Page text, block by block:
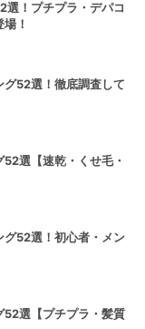
選！プチプラ・デパコ
！
グ52選！徹底調査して
選【速乾・くせ毛・
グ52選！初心者・メン
52選【プチプラ・髪質